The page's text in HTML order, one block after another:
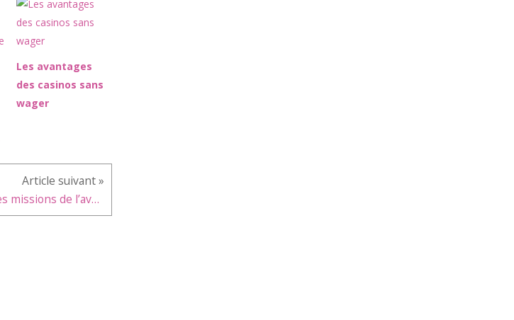
Les avantages
des casinos sans
wager
Quelles sont les missions de l’avocat expert en droit de la construction et dans le domaine des travaux de rénovation énergétique ?